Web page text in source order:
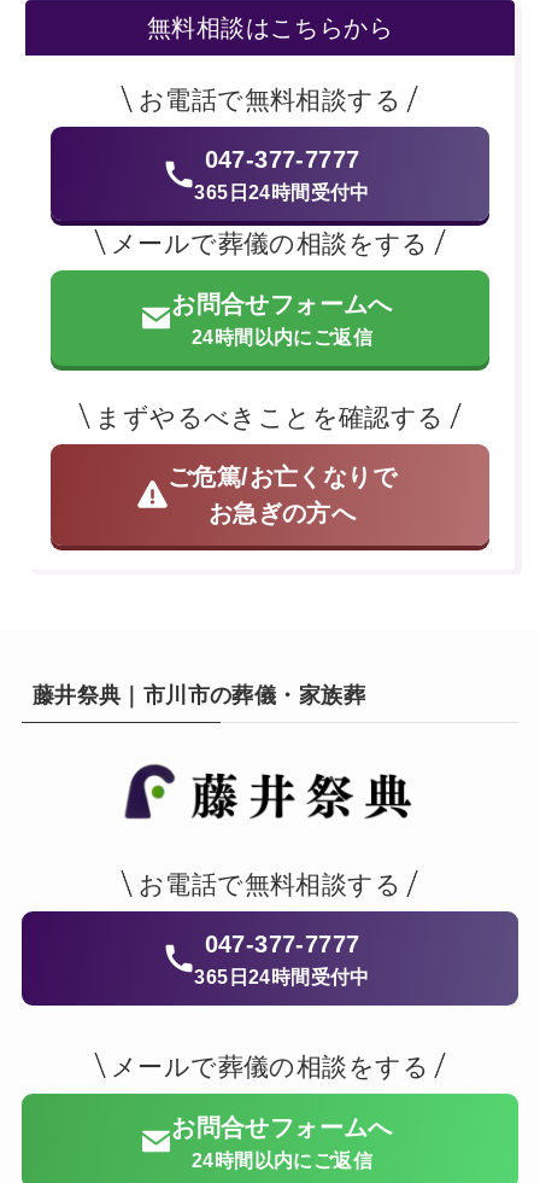
無料相談はこちらから
お電話で無料相談する
047-377-7777
365日24時間受付中
メールで葬儀の相談をする
お問合せフォームへ
24時間以内にご返信
まずやるべきことを確認する
ご危篤/お亡くなりで
お急ぎの方へ
藤井祭典｜市川市の葬儀・家族葬
お電話で無料相談する
047-377-7777
365日24時間受付中
メールで葬儀の相談をする
お問合せフォームへ
24時間以内にご返信